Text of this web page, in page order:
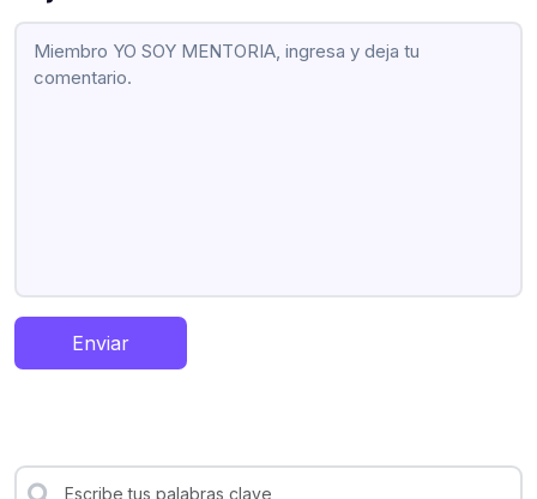
Enviar